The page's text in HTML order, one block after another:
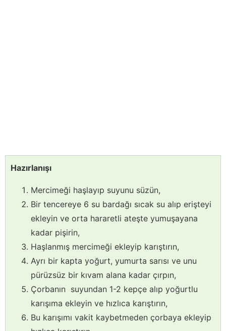
Hazırlanışı
Mercimeği haşlayıp suyunu süzün,
Bir tencereye 6 su bardağı sıcak su alıp erişteyi
ekleyin ve orta hararetli ateşte yumuşayana
kadar pişirin,
Haşlanmış mercimeği ekleyip karıştırın,
Ayrı bir kapta yoğurt, yumurta sarısı ve unu
pürüzsüz bir kıvam alana kadar çırpın,
Çorbanın suyundan 1-2 kepçe alıp yoğurtlu
karışıma ekleyin ve hızlıca karıştırın,
Bu karışımı vakit kaybetmeden çorbaya ekleyip